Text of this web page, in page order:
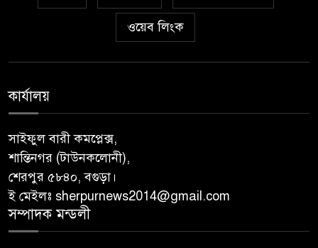
ওয়েব লিংক
কার্যালয়
সাইফুল বারী কমপ্লেক্স,
শান্তিনগর (টাউনকলোনী),
শেরপুর ৫৮৪০, বগুড়া।
ই মেইলঃ sherpurnews2014@gmail.com
সম্পাদক মন্ডলী